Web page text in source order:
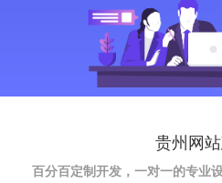
贵州网
百分百定制开发，一对一的专业